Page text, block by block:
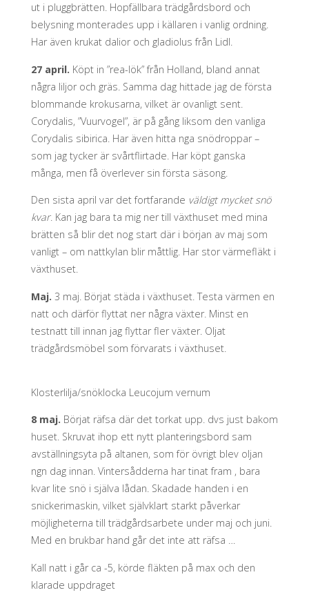
ut i pluggbrätten. Hopfällbara trädgårdsbord och
belysning monterades upp i källaren i vanlig ordning.
Har även krukat dalior och gladiolus från Lidl.
27 april. Köpt in ”rea-lök” från Holland, bland annat
några liljor och gräs. Samma dag hittade jag de första
blommande krokusarna, vilket är ovanligt sent.
Corydalis, ”Vuurvogel”, är på gång liksom den vanliga
Corydalis sibirica. Har även hitta nga snödroppar –
som jag tycker är svårtflirtade. Har köpt ganska
många, men få överlever sin första säsong.
Den sista april var det fortfarande väldigt mycket snö
kvar. Kan jag bara ta mig ner till växthuset med mina
brätten så blir det nog start där i början av maj som
vanligt – om nattkylan blir måttlig. Har stor värmefläkt i
växthuset.
Maj. 3 maj. Börjat städa i växthuset. Testa värmen en
natt och därför flyttat ner några växter. Minst en
testnatt till innan jag flyttar fler växter. Oljat
trädgårdsmöbel som förvarats i växthuset.
Klosterlilja/snöklocka Leucojum vernum
8 maj. Börjat räfsa där det torkat upp. dvs just bakom
huset. Skruvat ihop ett nytt planteringsbord sam
avställningsyta på altanen, som för övrigt blev oljan
ngn dag innan. Vintersådderna har tinat fram , bara
kvar lite snö i själva lådan. Skadade handen i en
snickerimaskin, vilket självklart starkt påverkar
möjligheterna till trädgårdsarbete under maj och juni.
Med en brukbar hand går det inte att räfsa …
Kall natt i går ca -5, körde fläkten på max och den
klarade uppdraget